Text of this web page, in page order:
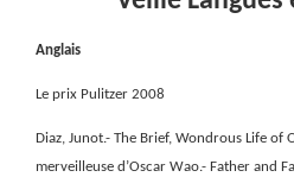
Anglais
Le prix Pulitzer 2008
Diaz, Junot.- The Brief, Wondrous Life of
merveilleuse d’Oscar Wao.- Father and